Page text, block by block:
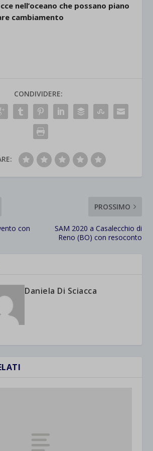
nell’oceano che possano piano
cambiamento
CONDIVIDERE:
con
PROSSIMO
SAM 2020 a Casalecchio di
Reno (BO) con resoconto
Daniela Di Sciacca